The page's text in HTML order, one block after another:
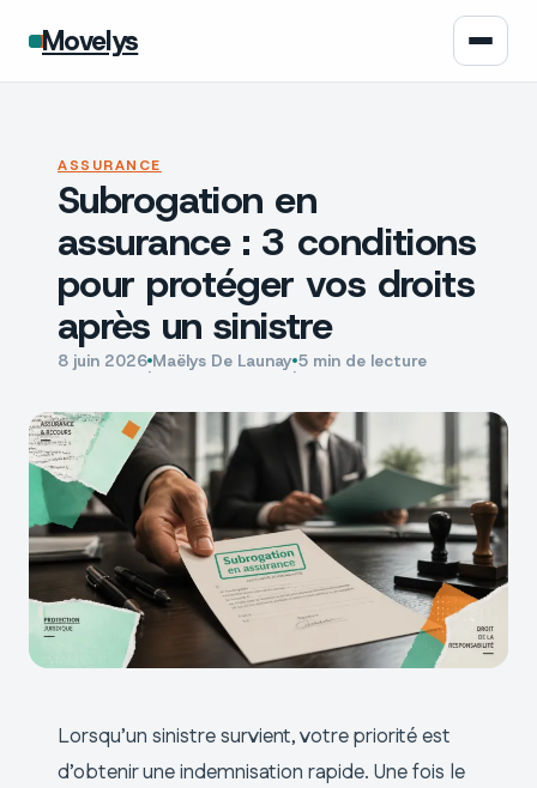
Movelys
Moto
Assurance
Écologie
ASSURANCE
Subrogation en
assurance : 3 conditions
pour protéger vos droits
après un sinistre
8 juin 2026·Maëlys De Launay·5 min de lecture
Lorsqu’un sinistre survient, votre priorité est
d’obtenir une indemnisation rapide. Une fois le